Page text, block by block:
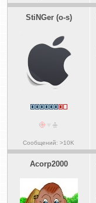
StiNGer (o-s)
Сообщений: >10K
Acorp2000